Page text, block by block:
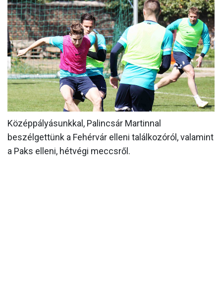
MÉRKŐZÉSEK
KLUB
GALÉRIA
SZURKOLÓI ÉLMÉNYEK
AKKREDITÁCIÓ
Középpályásunkkal, Palincsár Martinnal
beszélgettünk a Fehérvár elleni találkozóról, valamint
a Paks elleni, hétvégi meccsről.